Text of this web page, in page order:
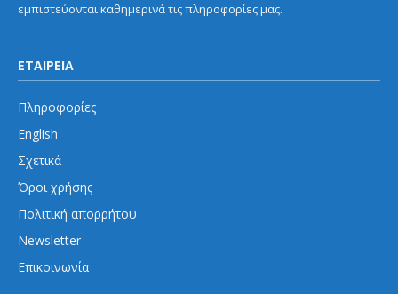
εμπιστεύονται καθημερινά τις πληροφορίες μας.
ΕΤΑΙΡΕΙΑ
Πληροφορίες
English
Σχετικά
Όροι χρήσης
Πολιτική απορρήτου
Newsletter
Επικοινωνία